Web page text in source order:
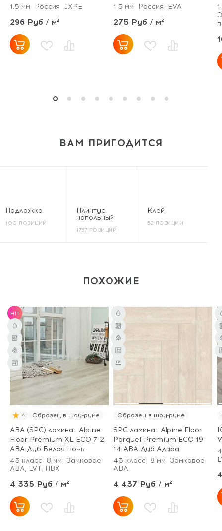
1.5 мм
Россия IXPE
296 Руб / м²
1.5 мм
Россия EVA
275 Руб / м²
ВАМ ПРИГОДИТСЯ
Подложка
100 ПОЗИЦИЙ
Плинтус
напольный
1757 ПОЗИЦИЙ
Клей
52 ПОЗИЦИИ
ПОХОЖИЕ
HIT
4 Образец в шоу-руме
ABA (SPC) ламинат Alpine
Floor Premium XL ECO 7-2
ABA Дуб Белая Ночь
43 класс
8 мм
Замковое
ABA, LVT, ПВХ
4 335 Руб / м²
Образец в шоу-руме
SPC ламинат Alpine Floor
Parquet Premium ECO 19-
14 ABA Дуб Адара
43 класс
8 мм
Замковое
ABA
4 437 Руб / м²